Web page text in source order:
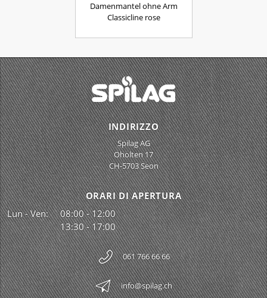
Damenmantel ohne Arm
Classicline rose
INDIRIZZO
Spilag AG
Oholten 17
CH-5703 Seon
ORARI DI APERTURA
Lun - Ven:
08:00 - 12:00
13:30 - 17:00
061 766 66 66
info@spilag.ch